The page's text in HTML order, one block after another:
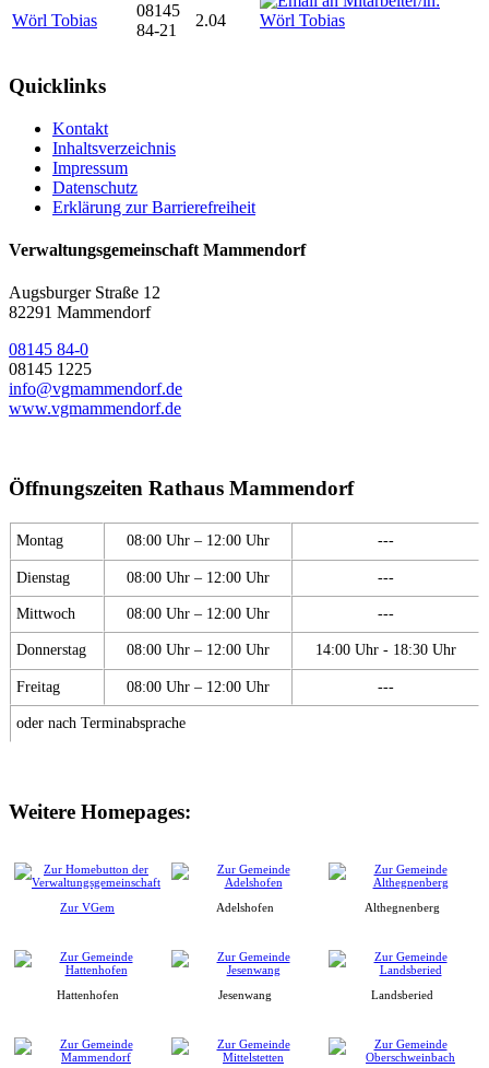
Wörl Tobias
08145
84-21
2.04
Quicklinks
Kontakt
Inhaltsverzeichnis
Impressum
Datenschutz
Erklärung zur Barrierefreiheit
Verwaltungsgemeinschaft Mammendorf
Augsburger Straße 12
82291 Mammendorf
08145 84-0
08145 1225
info@vgmammendorf.de
www.vgmammendorf.de
Öffnungszeiten Rathaus Mammendorf
Montag 08:00 Uhr – 12:00 Uhr ---
Dienstag 08:00 Uhr – 12:00 Uhr ---
Mittwoch 08:00 Uhr – 12:00 Uhr ---
Donnerstag 08:00 Uhr – 12:00 Uhr 14:00 Uhr - 18:30 Uhr
Freitag 08:00 Uhr – 12:00 Uhr ---
oder nach Terminabsprache
Weitere Homepages:
Zur VGem Adelshofen Althegnenberg
Hattenhofen Jesenwang Landsberied